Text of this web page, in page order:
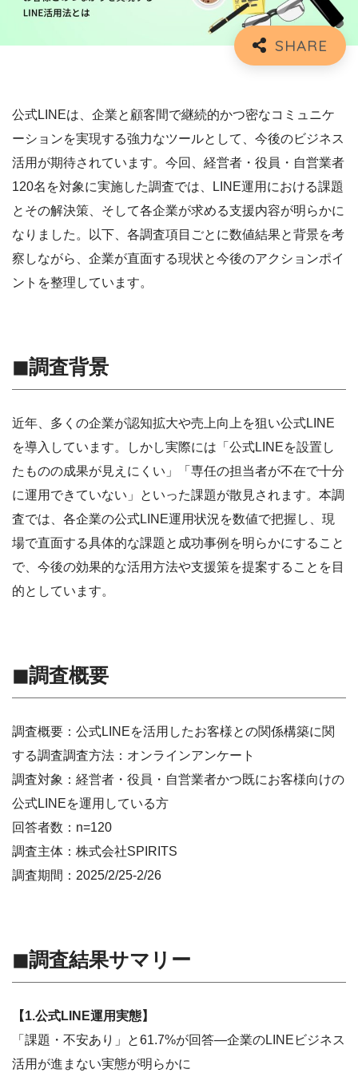
公式LINEは、企業と顧客間で継続的かつ密なコミュニケ
ーションを実現する強力なツールとして、今後のビジネス
活用が期待されています。今回、経営者・役員・自営業者
120名を対象に実施した調査では、LINE運用における課題
とその解決策、そして各企業が求める支援内容が明らかに
なりました。以下、各調査項目ごとに数値結果と背景を考
察しながら、企業が直面する現状と今後のアクションポイ
ントを整理しています。
◼︎調査背景
近年、多くの企業が認知拡大や売上向上を狙い公式LINE
を導入しています。しかし実際には「公式LINEを設置し
たものの成果が見えにくい」「専任の担当者が不在で十分
に運用できていない」といった課題が散見されます。本調
査では、各企業の公式LINE運用状況を数値で把握し、現
場で直面する具体的な課題と成功事例を明らかにすること
で、今後の効果的な活用方法や支援策を提案することを目
的としています。
◼︎調査概要
調査概要：公式LINEを活用したお客様との関係構築に関
する調査調査方法：オンラインアンケート
調査対象：経営者・役員・自営業者かつ既にお客様向けの
公式LINEを運用している方
回答者数：n=120
調査主体：株式会社SPIRITS
調査期間：2025/2/25-2/26
◼︎調査結果サマリー
【1.公式LINE運用実態】
「課題・不安あり」と61.7%が回答―企業のLINEビジネス
活用が進まない実態が明らかに